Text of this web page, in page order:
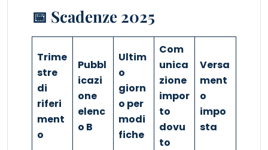
📅 Scadenze 2025
Trime
stre
di
riferi
ment
o
Pubbl
icazi
one
elenc
o B
Ultim
o
giorn
o per
modi
fiche
Com
unica
zione
impor
to
dovu
to
Versa
ment
o
impo
sta